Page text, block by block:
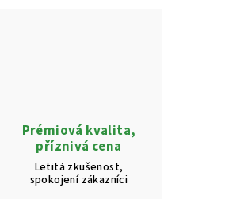
Prémiová kvalita,
příznivá cena
Letitá zkušenost,
spokojení zákazníci